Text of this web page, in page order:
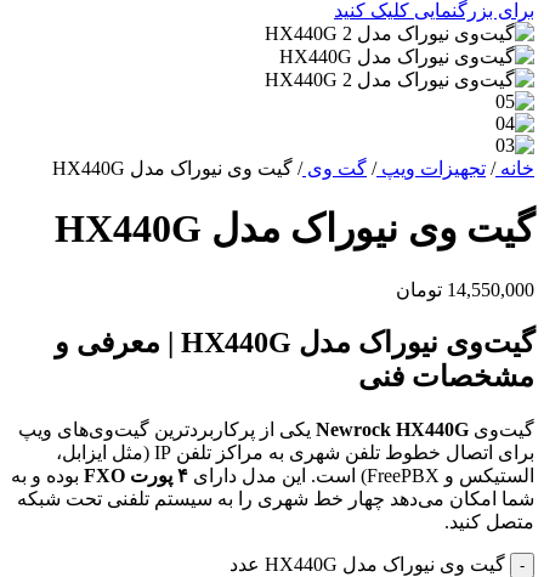
برای بزرگنمایی کلیک کنید
خانه/ تجهیزات ویپ/ گت وی/ گیت وی نیوراک مدل HX440G
گیت وی نیوراک مدل HX440G
14,550,000 تومان
گیت‌وی نیوراک مدل HX440G | معرفی و
مشخصات فنی
گیت‌وی Newrock HX440G یکی از پرکاربردترین گیت‌وی‌های ویپ
برای اتصال خطوط تلفن شهری به مراکز تلفن IP (مثل ایزابل،
الستیکس و FreePBX) است. این مدل دارای
۴ پورت FXO
بوده و به
شما امکان می‌دهد چهار خط شهری را به سیستم تلفنی تحت شبکه
متصل کنید.
- گیت وی نیوراک مدل HX440G عدد